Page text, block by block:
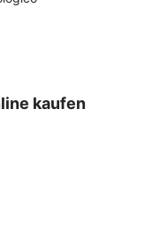
kaufen